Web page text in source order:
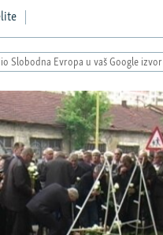
SVIJETA
Slobodna Evropa u vaš Google izvor